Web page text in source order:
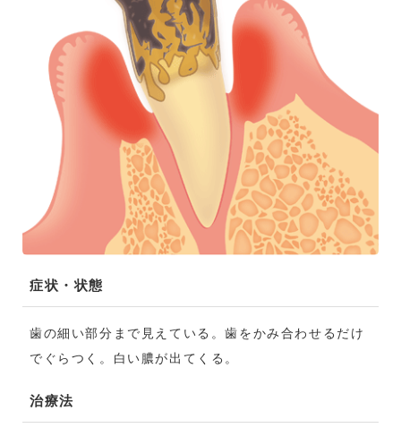
症状・状態
歯の細い部分まで見えている。歯をかみ合わせるだけ
でぐらつく。白い膿が出てくる。
治療法